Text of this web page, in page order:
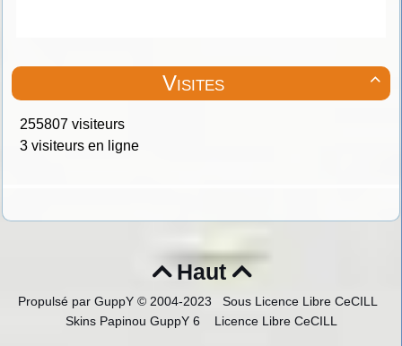

Visites
255807 visiteurs
3 visiteurs en ligne
Haut 
Propulsé par GuppY © 2004-2023
Sous Licence Libre CeCILL
Skins Papinou GuppY 6
Licence Libre CeCILL